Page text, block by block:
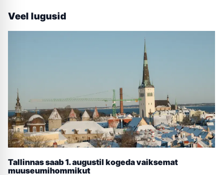
Veel lugusid
Tallinnas saab 1. augustil kogeda vaiksemat
muuseumihommikut